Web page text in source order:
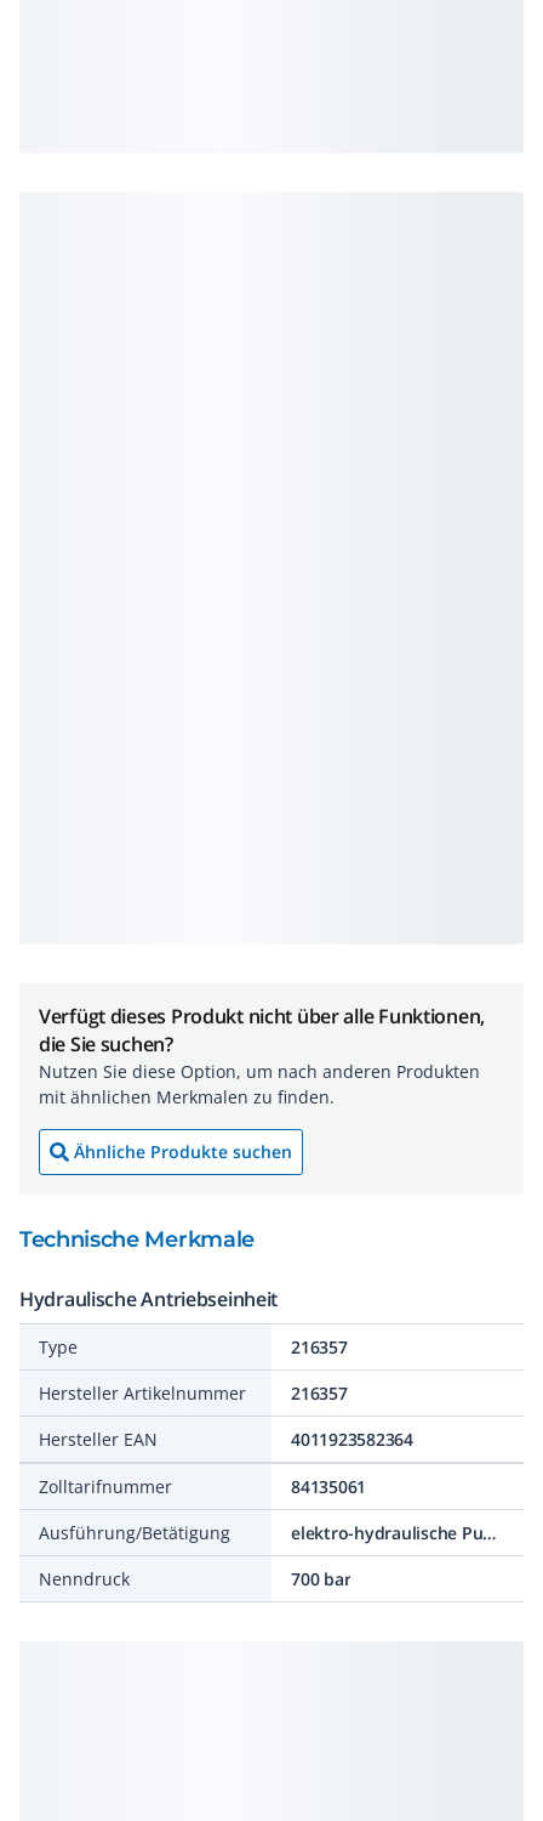
Verfügt dieses Produkt nicht über alle Funktionen,
die Sie suchen?
Nutzen Sie diese Option, um nach anderen Produkten
mit ähnlichen Merkmalen zu finden.
Ähnliche Produkte suchen
Technische Merkmale
Hydraulische Antriebseinheit
Type
216357
Hersteller Artikelnummer
216357
Hersteller EAN
4011923582364
Zolltarifnummer
84135061
Ausführung/Betätigung
elektro-hydraulische Pumpe
Nenndruck
700 bar